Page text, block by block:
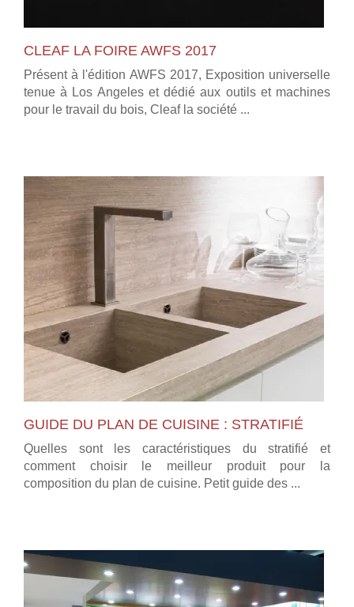
CLEAF LA FOIRE AWFS 2017
Présent à l'édition AWFS 2017, Exposition universelle
tenue à Los Angeles et dédié aux outils et machines
pour le travail du bois, Cleaf la société ...
GUIDE DU PLAN DE CUISINE : STRATIFIÉ
Quelles sont les caractéristiques du stratifié et
comment choisir le meilleur produit pour la
composition du plan de cuisine. Petit guide des ...